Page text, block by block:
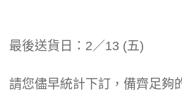
最後送貨日：2／13 (五)
請您儘早統計下訂，備齊足夠